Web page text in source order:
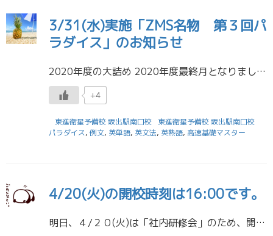
3/31(水)実施「ZMS名物 第３回パ
ラダイス」のお知らせ
2020年度の大詰め 2020年度最終月となりました。新年早々始まった「ZMS名物パラダイス」も第３弾です。 なぜ高速基礎マスターで英単語や英熟語の修得を急いでいるのか、そのとっかかりとして高速基礎マスターが最適である理 […]
+4
東進衛星予備校 坂出駅南口校
東進衛星予備校 坂出駅南口校
パラダイス, 例文, 英単語, 英文法, 英熟語, 高速基礎マスター
4/20(火)の開校時刻は16:00です。
明日、４/２０(火)は「社内研修会」のため、開校時刻が１６：００になります。 東進衛星予備校 坂出駅南口校